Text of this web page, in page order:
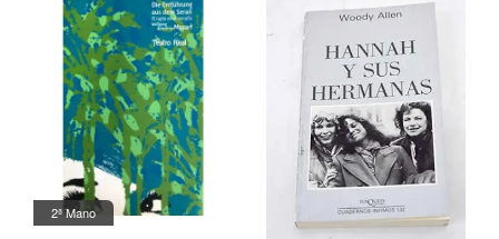
2ª Mano